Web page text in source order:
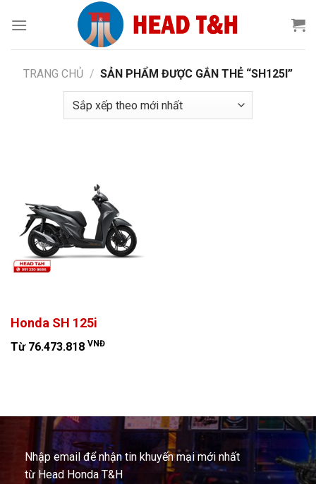
đến
TRANG CHỦ / SẢN PHẨM ĐƯỢC GẮN THẺ “SH125I”
Honda SH 125i
Từ 76.473.818 VNĐ
Nhập email để nhận tin khuyến mại mới nhất
từ Head Honda T&H